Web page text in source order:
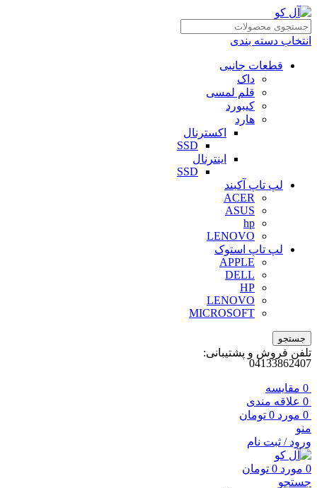
انتخاب دسته بندی
قطعات جانبی
داک
قلم لمسی
کیبورد
هارد
اکسترنال
SSD
اینترنال
SSD
لپ تاپ آکبند
ACER
ASUS
hp
LENOVO
لپ تاپ استوک
APPLE
DELL
HP
LENOVO
MICROSOFT
جستجو
تلفن فروش و پشتیبانی:
04133862407
0 مقايسه
0 علاقه مندی
0 مورد 0 تومان
منو
ورود / ثبت نام
0 مورد 0 تومان
جستجو